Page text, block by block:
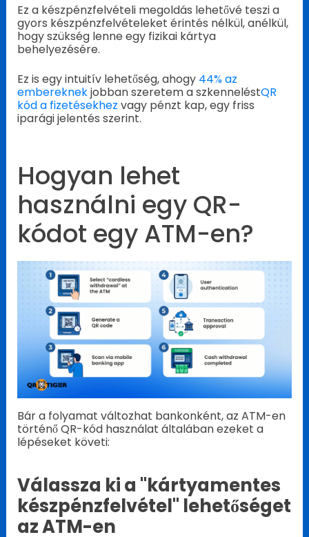
Ez a készpénzfelvételi megoldás lehetővé teszi a
gyors készpénzfelvételeket érintés nélkül, anélkül,
hogy szükség lenne egy fizikai kártya
behelyezésére.
Ez is egy intuitív lehetőség, ahogy 44% az
embereknekjobban szeretem a szkenneléstQR
kód a fizetésekhez vagy pénzt kap, egy friss
iparági jelentés szerint.
Hogyan lehet
használni egy QR-
kódot egy ATM-en?
Bár a folyamat változhat bankonként, az ATM-en
történő QR-kód használat általában ezeket a
lépéseket követi:
Válassza ki a "kártyamentes
készpénzfelvétel" lehetőséget
az ATM-en